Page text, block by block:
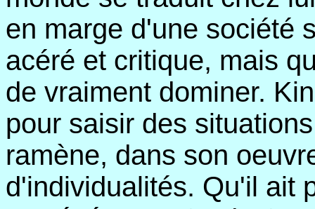
en marge d'une société
acéré et critique, mais
de vraiment dominer.
pour saisir des
ramène, dans son
d'individualités. Qu'il ait